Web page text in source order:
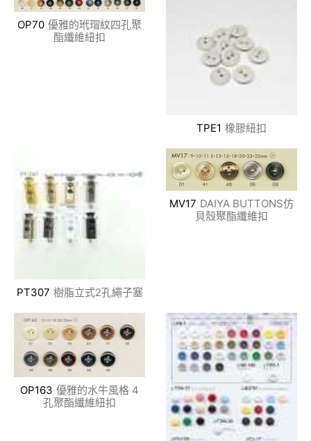
OP70 優雅的玳瑁紋四孔聚
酯纖維紐扣
TPE1 橡膠紐扣
PT307 樹脂立式2孔繩子塞
MV17 DAIYA BUTTONS仿
貝殼聚酯纖維扣
OP163 優雅的水牛風格 4
孔聚酯纖維紐扣